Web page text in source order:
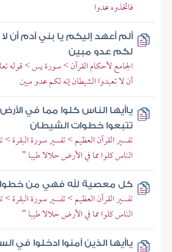
فاتخذوه عدوا
ألم أعهد إليكم يا بني آدم أن
لكم عدو مبين
الجامع لأحكام القرآن > سورة يس > قوله
أن لا تعبدوا الشيطان إنه لكم عدو مبين
ياأيها الناس كلوا مما في الأرض
تتبعوا خطوات الشيطان
تفسير القرآن العظيم > تفسير سورة البقرة >
الناس كلوا مما في الأرض حلالا طيبا "
كل معصية لله فهي من
تفسير القرآن العظيم > تفسير سورة البقرة >
الناس كلوا مما في الأرض حلالا طيبا "
ياأيها الذين آمنوا ادخلوا في